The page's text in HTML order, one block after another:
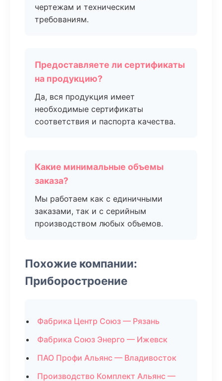
чертежам и техническим
требованиям.
Предоставляете ли сертификаты
на продукцию?
Да, вся продукция имеет
необходимые сертификаты
соответствия и паспорта качества.
Какие минимальные объемы
заказа?
Мы работаем как с единичными
заказами, так и с серийным
производством любых объемов.
Похожие компании:
Приборостроение
Фабрика Центр Союз — Рязань
Фабрика Союз Энерго — Ижевск
ПАО Профи Альянс — Владивосток
Производство Комплект Альянс —